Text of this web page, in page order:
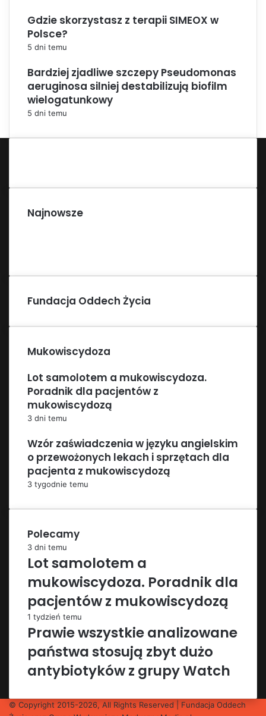
Gdzie skorzystasz z terapii SIMEOX w
Polsce?
5 dni temu
Bardziej zjadliwe szczepy Pseudomonas
aeruginosa silniej destabilizują biofilm
wielogatunkowy
5 dni temu
Najnowsze
Fundacja Oddech Życia
Mukowiscydoza
Lot samolotem a mukowiscydoza.
Poradnik dla pacjentów z
mukowiscydozą
3 dni temu
Wzór zaświadczenia w języku angielskim
o przewożonych lekach i sprzętach dla
pacjenta z mukowiscydozą
3 tygodnie temu
Polecamy
3 dni temu
Lot samolotem a
mukowiscydoza. Poradnik dla
pacjentów z mukowiscydozą
1 tydzień temu
Prawie wszystkie analizowane
państwa stosują zbyt dużo
antybiotyków z grupy Watch
© Copyright 2015-2026, All Rights Reserved | Fundacja Oddech